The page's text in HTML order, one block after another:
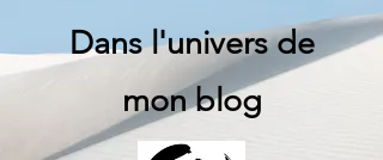
Dans l'univers de
mon blog